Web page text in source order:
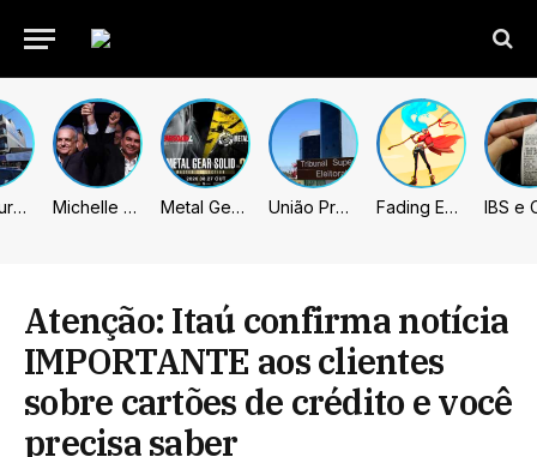
Prefeitura de Sumaré inaugura nova subsede da GCM na Área Cura Michelle celebra vice de Flávio: “Que chapa possa ser vitoriosa” Metal Gear Solid: Master Collection 2 terá legendas e menus em portugues União Progressista e PL terão mais tempo de propaganda eleitoral Fading Echo – Review
Atenção: Itaú confirma notícia
IMPORTANTE aos clientes
sobre cartões de crédito e você
precisa saber